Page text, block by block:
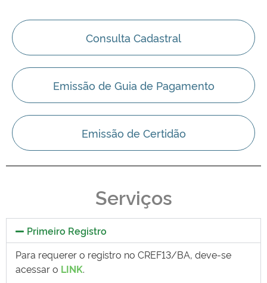
Consulta Cadastral
Emissão de Guia de Pagamento
Emissão de Certidão
Serviços
Primeiro Registro
Para requerer o registro no CREF13/BA, deve-se
acessar o LINK.